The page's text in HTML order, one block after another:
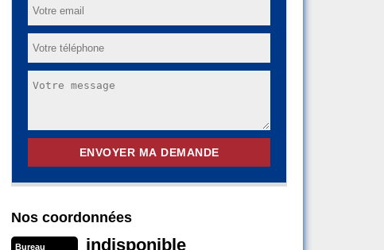
Nos coordonnées
Bureau indisponible